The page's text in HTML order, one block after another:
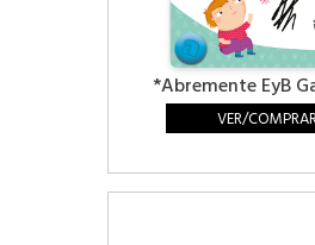
*Abremente EyB
VER/